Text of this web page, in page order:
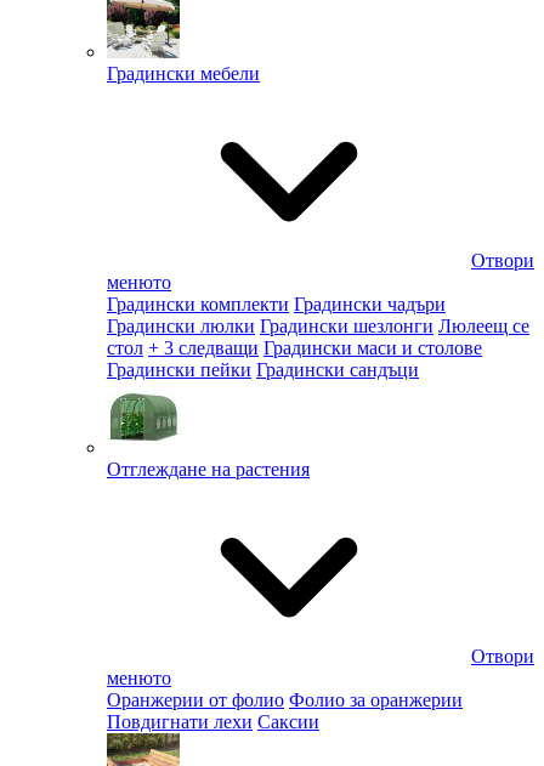
Градински мебели
Отвори
менюто
Градински комплекти Градински чадъри
Градински люлки Градински шезлонги Люлеещ се
стол + 3 следващи Градински маси и столове
Градински пейки Градински сандъци
Отглеждане на растения
Отвори
менюто
Оранжерии от фолио Фолио за оранжерии
Повдигнати лехи Саксии